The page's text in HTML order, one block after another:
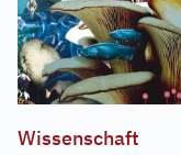
Wissenschaft